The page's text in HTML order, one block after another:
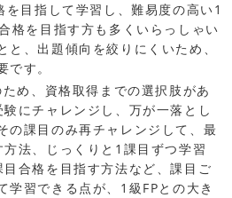
目指して学習し、難易度の高い1
格を目指す方も多くいらっしゃい
と、出題傾向を絞りにくいため、
す。
め、資格取得までの選択肢があ
にチャレンジし、万が一落とし
の課目のみ再チャレンジして、最
法、じっくりと1課目ずつ学習
合格を目指す方法など、課目ご
学習できる点が、1級FPとの大き